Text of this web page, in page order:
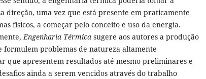
direção, uma vez que está presente em praticamente
físicos, a começar pelo conceito e uso da energia.
Engenharia Térmica sugere aos autores a produção
formulem problemas de natureza altamente
que apresentem resultados até mesmo preliminares e
ainda a serem vencidos através do trabalho